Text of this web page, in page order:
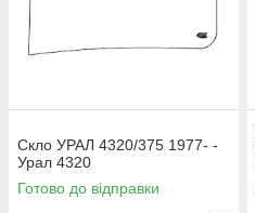
Скло УРАЛ 4320/375 1977- -
Урал 4320
Готово до відправки